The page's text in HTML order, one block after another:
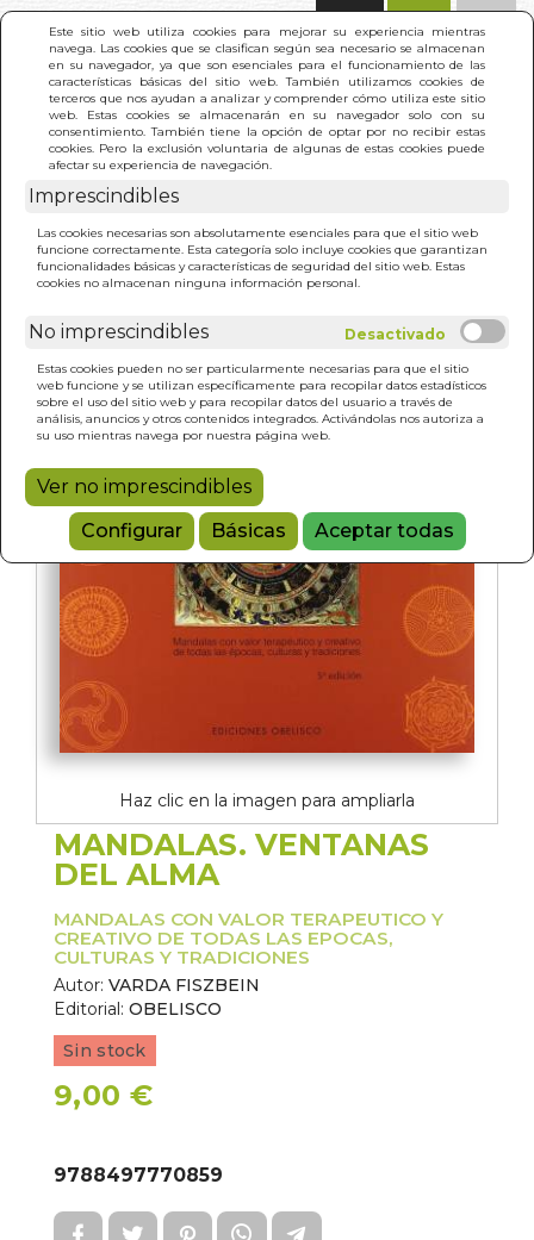
Este sitio web utiliza cookies para mejorar su experiencia mientras
navega. Las cookies que se clasifican según sea necesario se almacenan
en su navegador, ya que son esenciales para el funcionamiento de las
características básicas del sitio web. También utilizamos cookies de
terceros que nos ayudan a analizar y comprender cómo utiliza este sitio
web. Estas cookies se almacenarán en su navegador solo con su
consentimiento. También tiene la opción de optar por no recibir estas
cookies. Pero la exclusión voluntaria de algunas de estas cookies puede
afectar su experiencia de navegación.
Imprescindibles
Las cookies necesarias son absolutamente esenciales para que el sitio web
funcione correctamente. Esta categoría solo incluye cookies que garantizan
funcionalidades básicas y características de seguridad del sitio web. Estas
cookies no almacenan ninguna información personal.
No imprescindibles
Estas cookies pueden no ser particularmente necesarias para que el sitio
web funcione y se utilizan específicamente para recopilar datos estadísticos
sobre el uso del sitio web y para recopilar datos del usuario a través de
análisis, anuncios y otros contenidos integrados. Activándolas nos autoriza a
su uso mientras navega por nuestra página web.
Ver no imprescindibles
Configurar
Básicas Aceptar todas
INICIO >
Haz clic en la imagen para ampliarla
MANDALAS. VENTANAS
DEL ALMA
MANDALAS CON VALOR TERAPEUTICO Y
CREATIVO DE TODAS LAS EPOCAS,
CULTURAS Y TRADICIONES
Autor: VARDA FISZBEIN
Editorial: OBELISCO
Sin stock
9,00 €
9788497770859